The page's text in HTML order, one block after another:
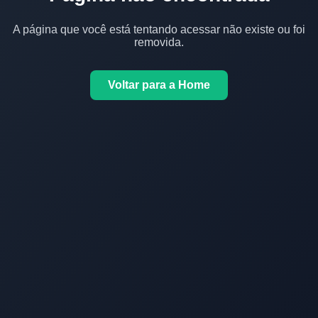
A página que você está tentando acessar não existe ou foi
removida.
Voltar para a Home